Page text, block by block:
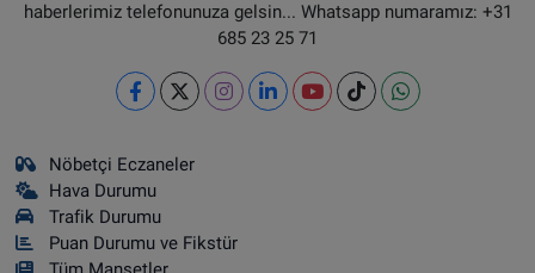
haberlerimiz telefonunuza gelsin... Whatsapp numaramız: +31
685 23 25 71
Nöbetçi Eczaneler
Hava Durumu
Trafik Durumu
Puan Durumu ve Fikstür